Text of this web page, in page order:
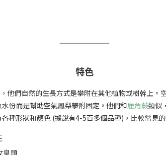
特色
他們自然的生長方式是攀附在其他植物或樹幹上。
份而是幫助空氣鳳梨攀附固定。他們和鹿角蕨類似
種形狀和顏色 (據說有4-5百多個品種)，比較常見
皇頭